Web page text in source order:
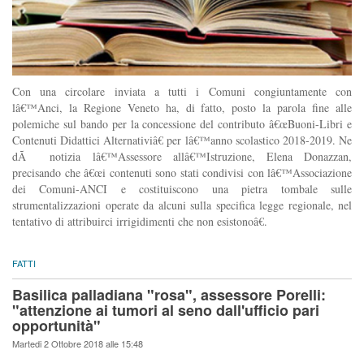
Con una circolare inviata a tutti i Comuni congiuntamente con
lâ€™Anci, la Regione Veneto ha, di fatto, posto la parola fine alle
polemiche sul bando per la concessione del contributo â€œBuoni-Libri e
Contenuti Didattici Alternativiâ€ per lâ€™anno scolastico 2018-2019. Ne
dÃ notizia lâ€™Assessore allâ€™Istruzione, Elena Donazzan,
precisando che â€œi contenuti sono stati condivisi con lâ€™Associazione
dei Comuni-ANCI e costituiscono una pietra tombale sulle
strumentalizzazioni operate da alcuni sulla specifica legge regionale, nel
tentativo di attribuirci irrigidimenti che non esistonoâ€.
FATTI
Basilica palladiana "rosa", assessore Porelli:
"attenzione ai tumori al seno dall'ufficio pari
opportunità"
Martedi 2 Ottobre 2018 alle 15:48